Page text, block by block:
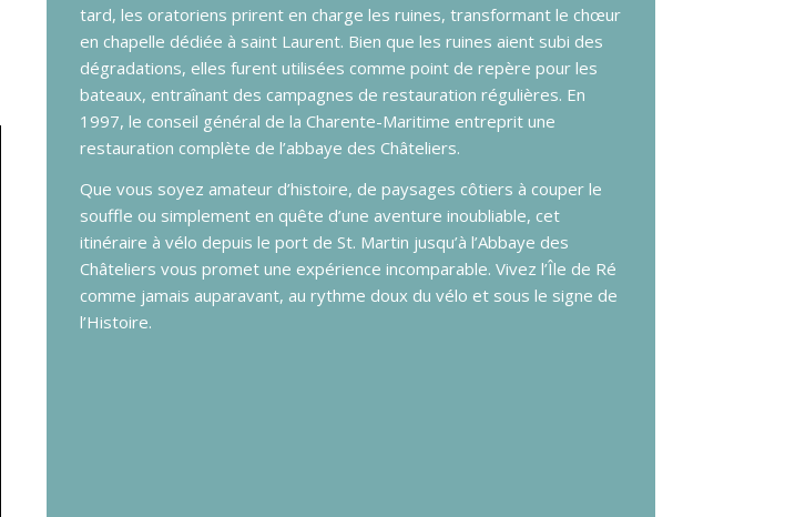
tard, les oratoriens prirent en charge les ruines, transformant le chœur
en chapelle dédiée à saint Laurent. Bien que les ruines aient subi des
dégradations, elles furent utilisées comme point de repère pour les
bateaux, entraînant des campagnes de restauration régulières. En
1997, le conseil général de la Charente-Maritime entreprit une
restauration complète de l’abbaye des Châteliers.
Que vous soyez amateur d’histoire, de paysages côtiers à couper le
souffle ou simplement en quête d’une aventure inoubliable, cet
itinéraire à vélo depuis le port de St. Martin jusqu’à l’Abbaye des
Châteliers vous promet une expérience incomparable. Vivez l’Île de Ré
comme jamais auparavant, au rythme doux du vélo et sous le signe de
l’Histoire.